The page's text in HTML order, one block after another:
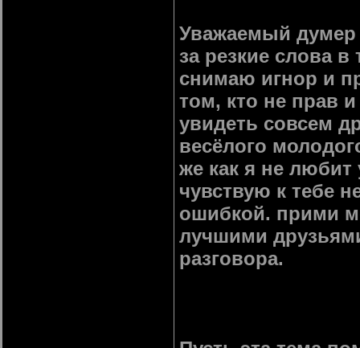
Уважаемый думер
за резкие слова
снимаю игнор и
том, кто не прав
увидеть совсем
весёлого
же как я не любит
чувствую к тебе
ошибкой. прими
лучшими
разговора.